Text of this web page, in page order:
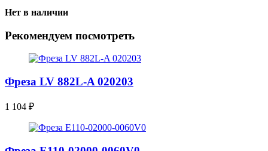
Нет в наличии
Рекомендуем посмотреть
Фреза LV 882L-A 020203
1 104 ₽